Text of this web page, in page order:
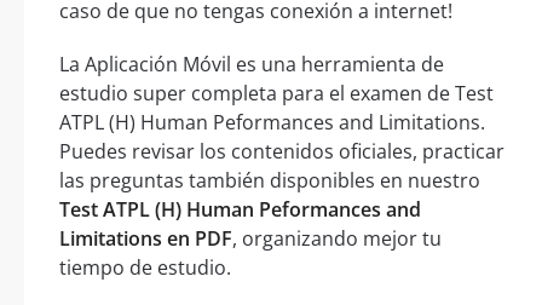
caso de que no tengas conexión a internet!
La Aplicación Móvil es una herramienta de
estudio super completa para el examen de Test
ATPL (H) Human Peformances and Limitations.
Puedes revisar los contenidos oficiales, practicar
las preguntas también disponibles en nuestro
Test ATPL (H) Human Peformances and
Limitations en PDF, organizando mejor tu
tiempo de estudio.